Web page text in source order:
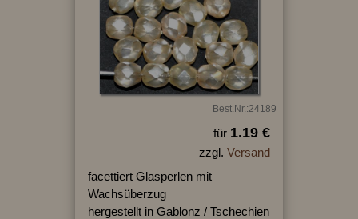
Best.Nr.:24189
für 1.19 €
zzgl. Versand
facettiert Glasperlen mit
Wachsüberzug
hergestellt in Gablonz / Tschechien